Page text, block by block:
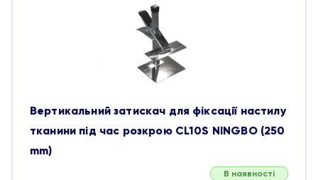
Вертикальний затискач для фіксації настилу
тканини під час розкрою CL10S NINGBO (250
mm)
В наявності